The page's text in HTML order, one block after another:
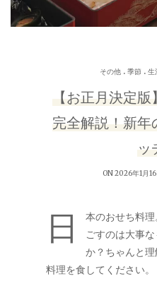
その他 . 季節 . 生
【お正月決定
完全解説！新
ッ
ON 2026年1月
日
本のおせち料
ごすのは大事
か？ちゃんと
料理を食してください。